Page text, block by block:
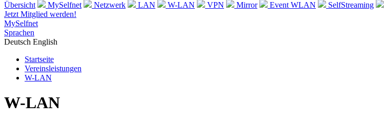
Übersicht
MySelfnet Netzwerk LAN W-LAN VPN Mirror Event WLAN SelfStreaming
Jetzt Mitglied werden!
MySelfnet
Sprachen
Deutsch English
Startseite
Vereinsleistungen
W-LAN
W-LAN